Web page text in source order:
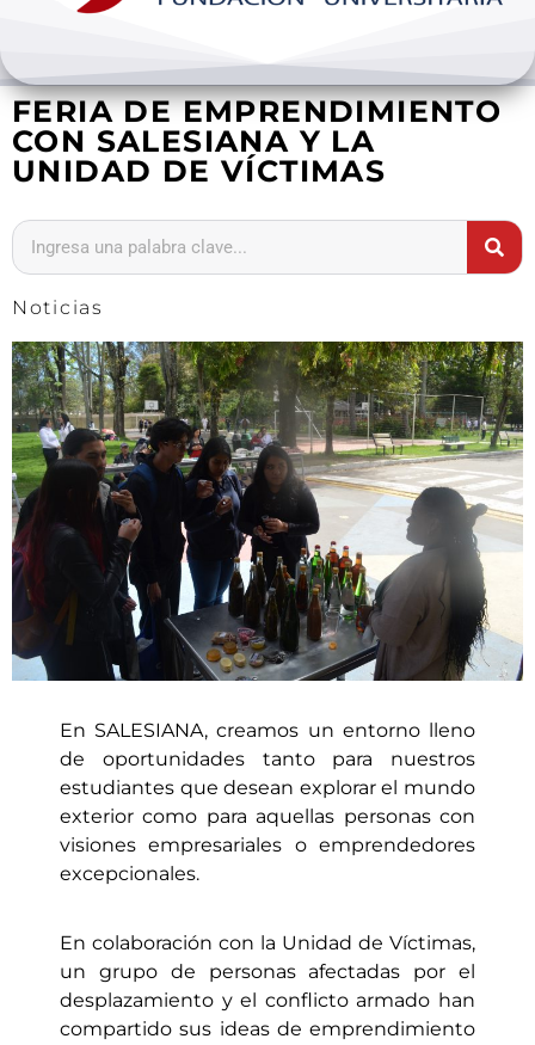
Internacionalización
Investigación
Extension y desarrollo
FERIA DE EMPRENDIMIENTO
CON SALESIANA Y LA
UNIDAD DE VÍCTIMAS
Noticias
En SALESIANA, creamos un entorno lleno
de oportunidades tanto para nuestros
estudiantes que desean explorar el mundo
exterior como para aquellas personas con
visiones empresariales o emprendedores
excepcionales.
En colaboración con la Unidad de Víctimas,
un grupo de personas afectadas por el
desplazamiento y el conflicto armado han
compartido sus ideas de emprendimiento